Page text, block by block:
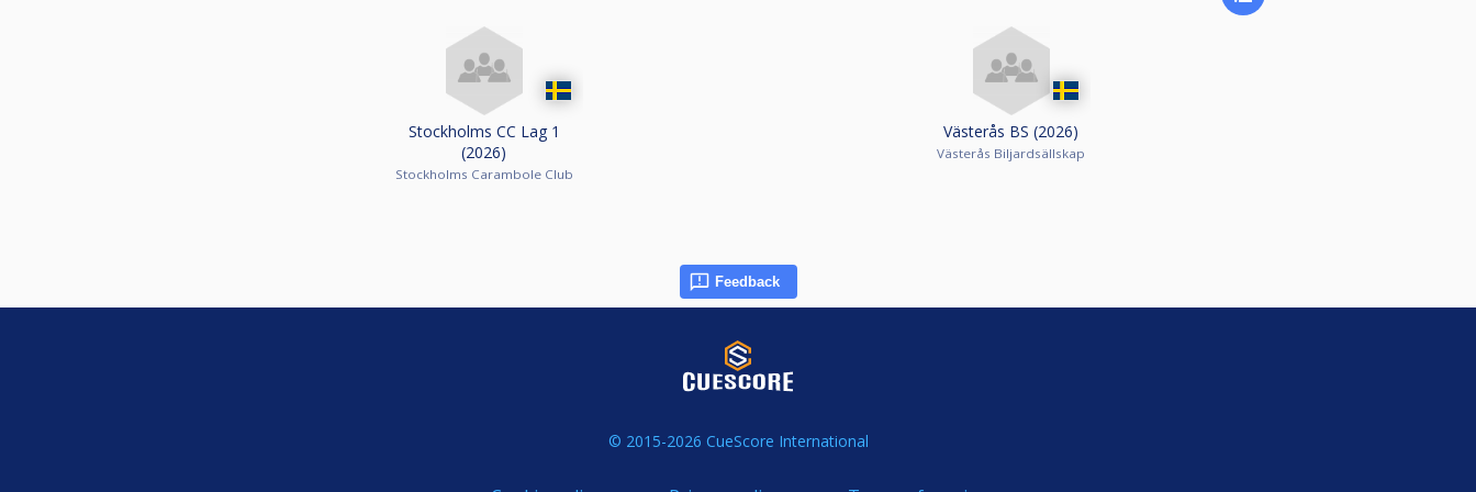
Stockholms CC Lag 1
(2026)
Stockholms Carambole Club
Västerås BS (2026)
Västerås Biljardsällskap
Feedback
© 2015-2026 CueScore International